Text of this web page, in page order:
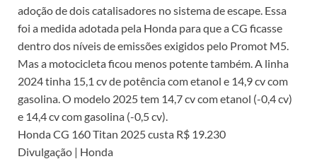
adoção de dois catalisadores no sistema de escape. Essa
foi a medida adotada pela Honda para que a CG ficasse
dentro dos níveis de emissões exigidos pelo Promot M5.
Mas a motocicleta ficou menos potente também. A linha
2024 tinha 15,1 cv de potência com etanol e 14,9 cv com
gasolina. O modelo 2025 tem 14,7 cv com etanol (-0,4 cv)
e 14,4 cv com gasolina (-0,5 cv).
Honda CG 160 Titan 2025 custa R$ 19.230
Divulgação | Honda